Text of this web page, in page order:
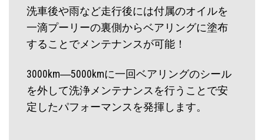
洗車後や雨など走行後には付属のオイルを
一滴プーリーの裏側からベアリングに塗布
することでメンテナンスが可能！
3000km―5000kmに一回ベアリングのシール
を外して洗浄メンテナンスを行うことで安
定したパフォーマンスを発揮します。